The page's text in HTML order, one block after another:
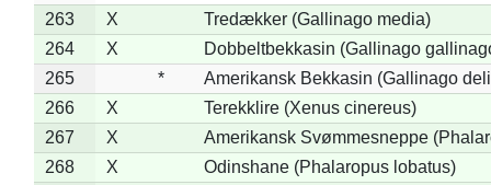
263
X
Tredækker (Gallinago media)
264
X
Dobbeltbekkasin (Gallinago
265
*
Amerikansk Bekkasin (Gallinago
266
X
Terekklire (Xenus cinereus)
267
X
Amerikansk Svømmesneppe
268
X
Odinshane (Phalaropus lobatus)